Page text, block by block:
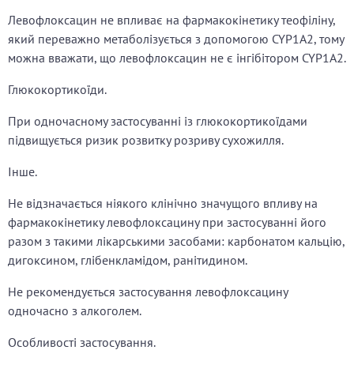
Левофлоксацин не впливає на фармакокінетику теофіліну,
який переважно метаболізується з допомогою CYP1A2, тому
можна вважати, що левофлоксацин не є інгібітором CYP1A2.
Глюкокортикоїди.
При одночасному застосуванні із глюкокортикоїдами
підвищується ризик розвитку розриву сухожилля.
Інше.
Не відзначається ніякого клінічно значущого впливу на
фармакокінетику левофлоксацину при застосуванні його
разом з такими лікарськими засобами: карбонатом кальцію,
дигоксином, глібенкламідом, ранітидином.
Не рекомендується застосування левофлоксацину
одночасно з алкоголем.
Особливості застосування.